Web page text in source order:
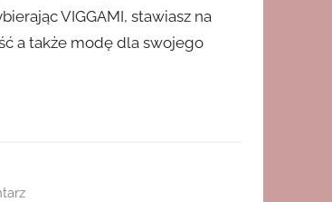
VIGGAMI, stawiasz na
a także modę dla swojego